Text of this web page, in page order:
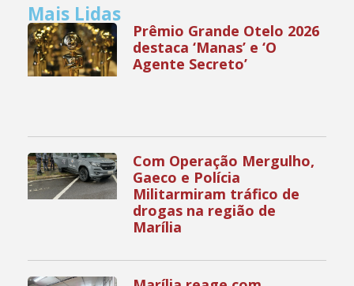
Mais Lidas
Prêmio Grande Otelo 2026
destaca ‘Manas’ e ‘O
Agente Secreto’
Com Operação Mergulho,
Gaeco e Polícia
Militarmiram tráfico de
drogas na região de
Marília